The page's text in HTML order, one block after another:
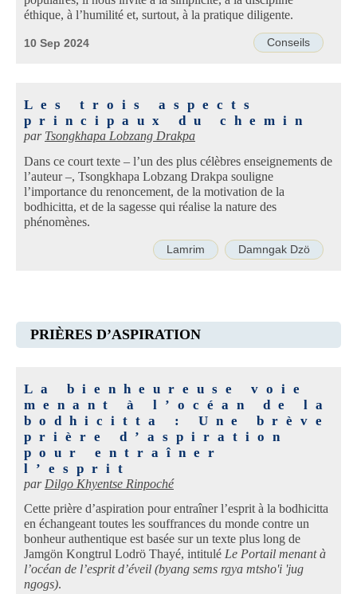
éthique, à l’humilité et, surtout, à la pratique diligente.
Conseils
10 Sep 2024
Les trois aspects
principaux du chemin
par Tsongkhapa Lobzang Drakpa
Dans ce court texte – l’un des plus célèbres enseignements de
l’auteur –, Tsongkhapa Lobzang Drakpa souligne
l’importance du renoncement, de la motivation de la
bodhicitta, et de la sagesse qui réalise la nature des
phénomènes.
Lamrim Damngak Dzö
PRIÈRES D’ASPIRATION
La bienheureuse voie
menant à l’océan de la
bodhicitta : Une brève
prière d’aspiration
pour entraîner
l’esprit
par Dilgo Khyentse Rinpoché
Cette prière d’aspiration pour entraîner l’esprit à la bodhicitta
en échangeant toutes les souffrances du monde contre un
bonheur authentique est basée sur un texte plus long de
Jamgön Kongtrul Lodrö Thayé, intitulé Le Portail menant à
l’océan de l’esprit d’éveil (byang sems rgya mtsho'i 'jug
ngogs).